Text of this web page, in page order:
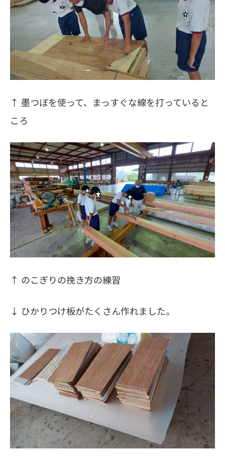
↑ 墨つぼを使って、まっすぐな線を打っていると
ころ
↑ のこぎりの挽き方の練習
↓ ひかりつけ板がたくさん作れました。